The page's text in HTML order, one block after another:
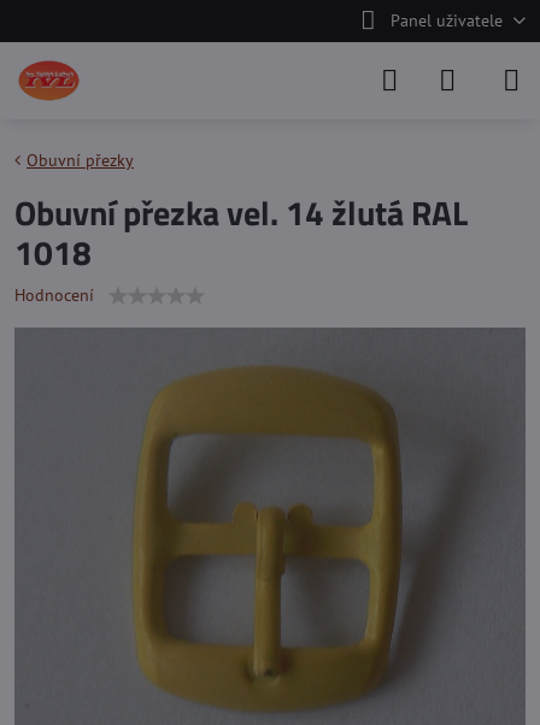
Panel uživatele
Obuvní přezky
Obuvní přezka vel. 14 žlutá RAL
1018
Hodnocení